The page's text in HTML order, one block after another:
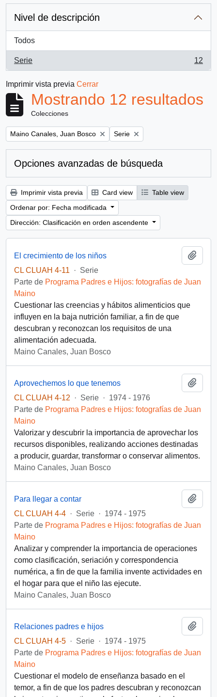
Nivel de descripción
Todos
Serie
, 12 resultados
12
Imprimir vista previa Cerrar
Mostrando 12 resultados
Colecciones
Remove filter:
Maino Canales, Juan Bosco Remove filter:
Serie
Opciones avanzadas de búsqueda
Imprimir vista previa Card view
Table view
Ordenar por: Fecha modificada
Dirección: Clasificación en orden ascendente
El crecimiento de los niños
CL CLUAH 4-11
· Serie
Parte de Programa Padres e Hijos: fotografías de Juan
Maino
Cuestionar las creencias y hábitos alimenticios que
influyen en la baja nutrición familiar, a fin de que
descubran y reconozcan los requisitos de una
alimentación adecuada.
Maino Canales, Juan Bosco
Aprovechemos lo que tenemos
CL CLUAH 4-12
· Serie · 1974 - 1976
Parte de Programa Padres e Hijos: fotografías de Juan
Maino
Valorizar y descubrir la importancia de aprovechar los
recursos disponibles, realizando acciones destinadas
a producir, guardar, transformar o conservar alimentos.
Maino Canales, Juan Bosco
Para llegar a contar
CL CLUAH 4-4 · Serie · 1974 - 1975
Parte de Programa Padres e Hijos: fotografías de Juan
Maino
Analizar y comprender la importancia de operaciones
como clasificación, seriación y correspondencia
numérica, a fin de que la familia invente actividades en
el hogar para que el niño las ejecute.
Maino Canales, Juan Bosco
Relaciones padres e hijos
CL CLUAH 4-5 · Serie · 1974 - 1975
Parte de Programa Padres e Hijos: fotografías de Juan
Maino
Cuestionar el modelo de enseñanza basado en el
temor, a fin de que los padres descubran y reconozcan